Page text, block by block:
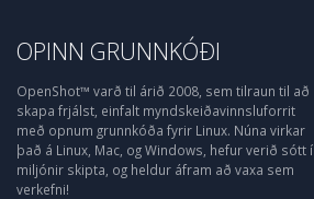
OPINN GRUNNKÓÐI
OpenShot™ varð til árið 2008, sem tilraun til að
skapa frjálst, einfalt myndskeiðavinnsluforrit
með opnum grunnkóða fyrir Linux. Núna virkar
það á Linux, Mac, og Windows, hefur verið sótt í
miljónir skipta, og heldur áfram að vaxa sem
verkefni!